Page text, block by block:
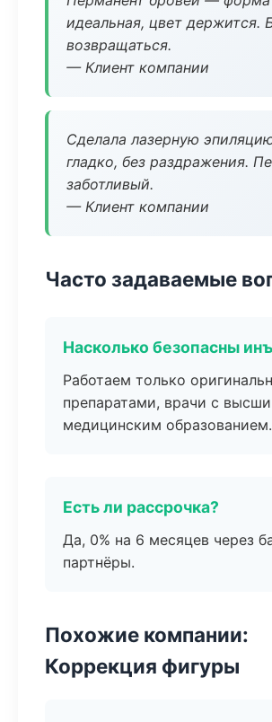
идеальная, цвет держится.
возвращаться.
— Клиент компании
Сделала лазерную
гладко, без раздражения.
заботливый.
— Клиент компании
Часто задаваемые
Насколько безопасны
Работаем только
препаратами, врачи с
медицинским образованием.
Есть ли рассрочка?
Да, 0% на 6 месяцев через
партнёры.
Похожие компании:
Коррекция фигуры